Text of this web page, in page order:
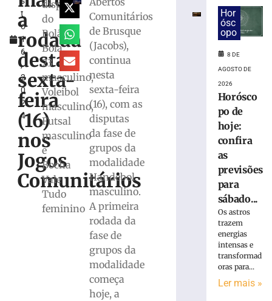
t
o
1
6
,
2
0
2
4
a
rodada
desta
sexta-
feira
(16)
nos
Jogos
Comunitários
disputa
do
Bolão
Bola
23
masculino,
Voleibol
masculino,
Futsal
masculino
e
Bocha
Vale
Tudo
feminino
Comunitários
de Brusque
(Jacobs),
continua
nesta
sexta-feira
(16), com as
disputas
da fase de
grupos da
modalidade
Handebol
masculino.
A primeira
rodada da
fase de
grupos da
modalidade
começa
hoje, a
zagueiro
Maistro
Série
ABEL
Vôlei
estreia
Hor
ósc
opo
8 DE
AGOSTO DE
2026
Horósco
po de
hoje:
confira
as
previsões
para
sábado...
Os astros
trazem
energias
intensas e
transformad
oras para...
Ler mais »